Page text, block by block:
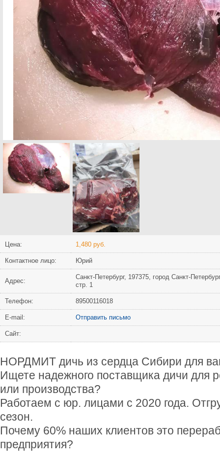
Цена: 1,480 руб.
Контактное лицо: Юрий
Адрес:
Санкт-Петербург, 197375, город Санкт-
стр. 1
Телефон: 89500116018
Е-mail: Отправить письмо
Сайт:
НОРДМИТ дичь из сердца Сибири для
Ищете надежного поставщика дичи для
или производства?
Работаем с юр. лицами с 2020 года.
сезон.
Почему 60% наших клиентов это
предприятия?